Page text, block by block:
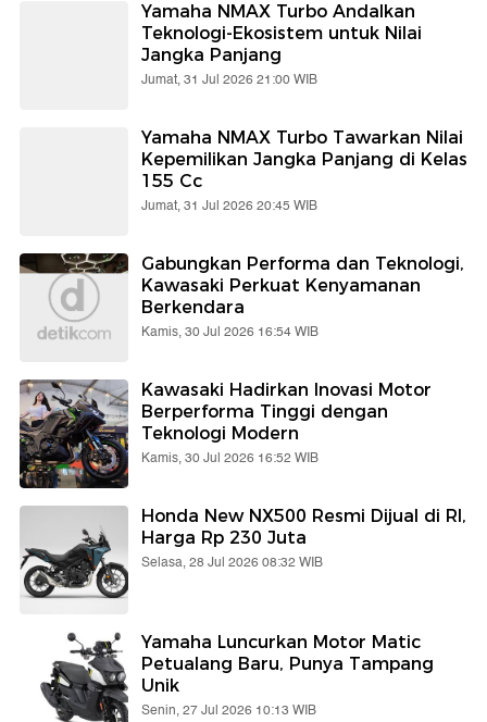
Yamaha NMAX Turbo Andalkan
Teknologi-Ekosistem untuk Nilai
Jangka Panjang
Jumat, 31 Jul 2026 21:00 WIB
Yamaha NMAX Turbo Tawarkan Nilai
Kepemilikan Jangka Panjang di Kelas
155 Cc
Jumat, 31 Jul 2026 20:45 WIB
Gabungkan Performa dan Teknologi,
Kawasaki Perkuat Kenyamanan
Berkendara
Kamis, 30 Jul 2026 16:54 WIB
Kawasaki Hadirkan Inovasi Motor
Berperforma Tinggi dengan
Teknologi Modern
Kamis, 30 Jul 2026 16:52 WIB
Honda New NX500 Resmi Dijual di RI,
Harga Rp 230 Juta
Selasa, 28 Jul 2026 08:32 WIB
Yamaha Luncurkan Motor Matic
Petualang Baru, Punya Tampang
Unik
Senin, 27 Jul 2026 10:13 WIB